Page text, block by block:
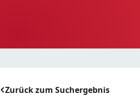
Zurück zum Suchergebnis